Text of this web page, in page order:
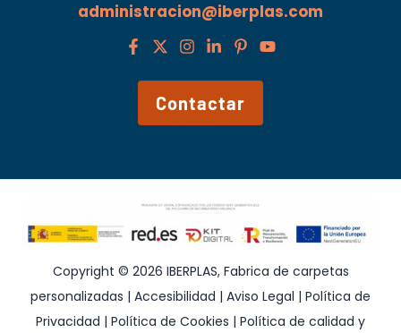
administracion@iberplas.com
Contactar
Copyright © 2026 IBERPLAS, Fabrica de carpetas
personalizadas | Accesibilidad | Aviso Legal | Política de
Privacidad | Política de Cookies | Política de calidad y